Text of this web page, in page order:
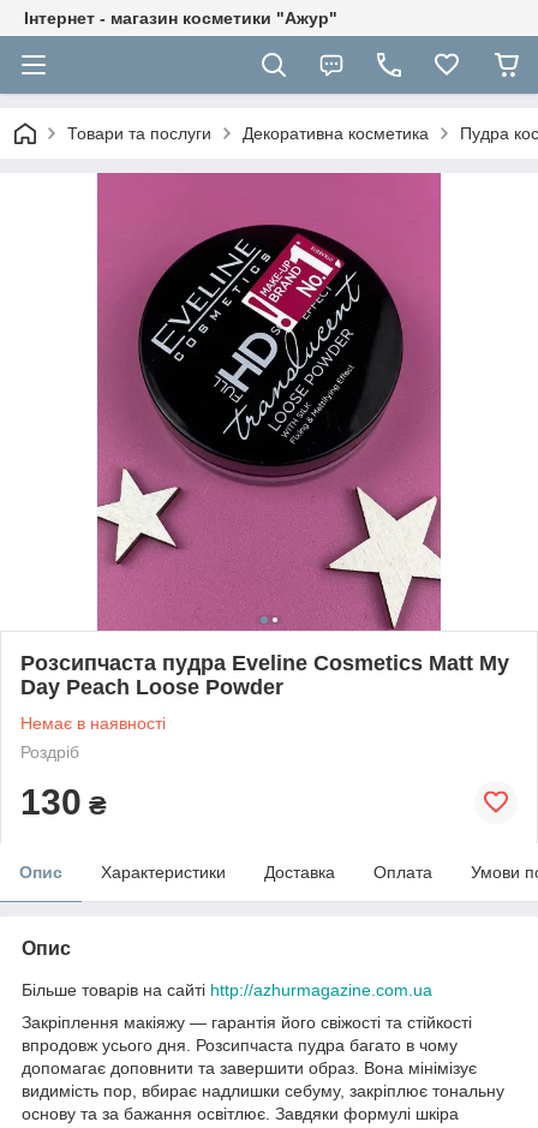
Інтернет - магазин косметики "Ажур"
Товари та послуги Декоративна косметика Пудра
Розсипчаста пудра Eveline Cosmetics Matt My
Day Peach Loose Powder
Немає в наявності
Роздріб
130 ₴
Опис Характеристики Доставка Оплата Умови
Опис
Більше товарів на сайті http://azhurmagazine.com.ua
Закріплення макіяжу — гарантія його свіжості та стійкості
впродовж усього дня. Розсипчаста пудра багато в чому
допомагає доповнити та завершити образ. Вона мінімізує
видимість пор, вбирає надлишки себуму, закріплює тональну
основу та за бажання освітлює. Завдяки формулі шкіра